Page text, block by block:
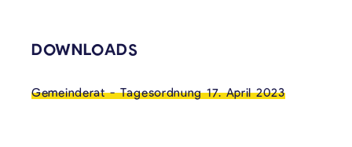
VERKNÜPFTE INHALTE
DOWNLOADS
Gemeinderat - Tagesordnung 17. April 2023